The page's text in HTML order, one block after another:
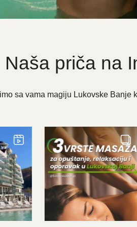
Naša priča na
sa vama magiju Lukovske Banje